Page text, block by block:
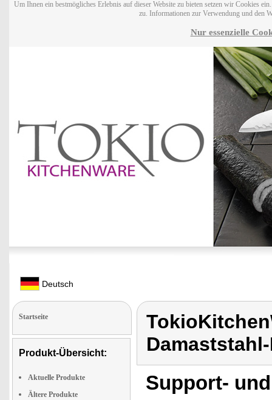
Um Ihnen ein bestmögliches Erlebnis auf dieser Website zu bieten setzen wir Cookies
zu. Informationen zur Verwendung und den
Nur essenzielle
Deutsch
Startseite
Produkt-Übersicht:
Aktuelle Produkte
Ältere Produkte
Support-